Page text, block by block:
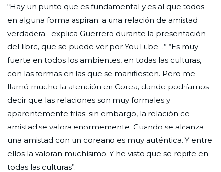
“Hay un punto que es fundamental y es al que todos
en alguna forma aspiran: a una relación de amistad
verdadera –explica Guerrero durante la presentación
del libro, que se puede ver por YouTube–.” “Es muy
fuerte en todos los ambientes, en todas las culturas,
con las formas en las que se manifiesten. Pero me
llamó mucho la atención en Corea, donde podríamos
decir que las relaciones son muy formales y
aparentemente frías; sin embargo, la relación de
amistad se valora enormemente. Cuando se alcanza
una amistad con un coreano es muy auténtica. Y entre
ellos la valoran muchísimo. Y he visto que se repite en
todas las culturas”.